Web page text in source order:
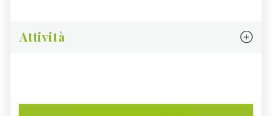
Attività